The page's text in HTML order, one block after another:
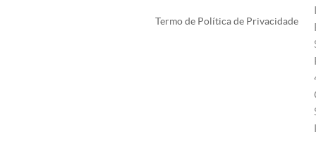
Termo de Política de Privacidade